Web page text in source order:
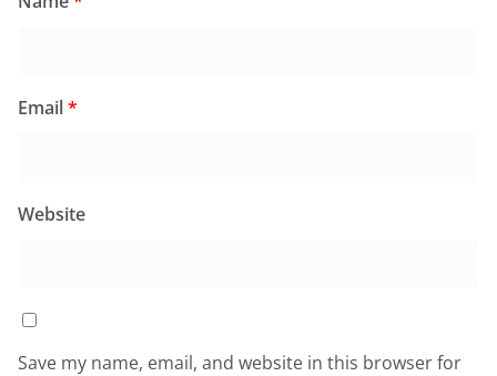
Email*
Website
Save my name, email, and website in this browser for